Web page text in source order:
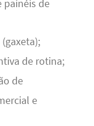
painéis de
de rotina;
de
e